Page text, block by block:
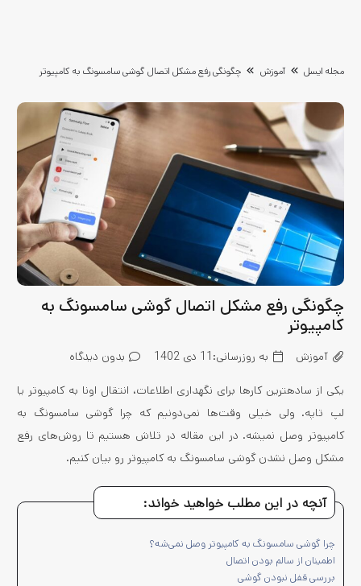
مجله ایسل آموزش چگونگی رفع مشکل اتصال گوشی سامسونگ به کامپیوتر
چگونگی رفع مشکل اتصال گوشی سامسونگ به
کامپیوتر
آموزش به روزرسانی: 11 دی 1402 بدون دیدگاه
یکی از ساده‎ترین کارها برای نگهداری اطلاعات، انتقال اونا به کامپیوتر یا
لپ تاپه. ولی خیلی وقت‌ها نمی‌دونیم که چرا گوشی سامسونگ به
کامپیوتر وصل نمیشه. در این مقاله در تلاش هستیم تا روش‌های رفع
مشکل وصل نشدن گوشی سامسونگ به کامپیوتر رو بیان کنیم.
آنچه در این مطلب خواهید خواند:
چرا گوشی سامسونگ به کامپیوتر وصل نمی‌شه؟
اطمینان از سالم بودن اتصال
بررسی قفل نبودن گوشی